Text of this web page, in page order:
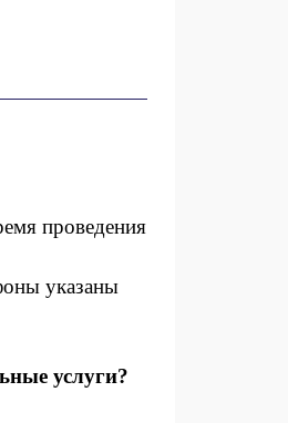
проведения
указаны
услуги?